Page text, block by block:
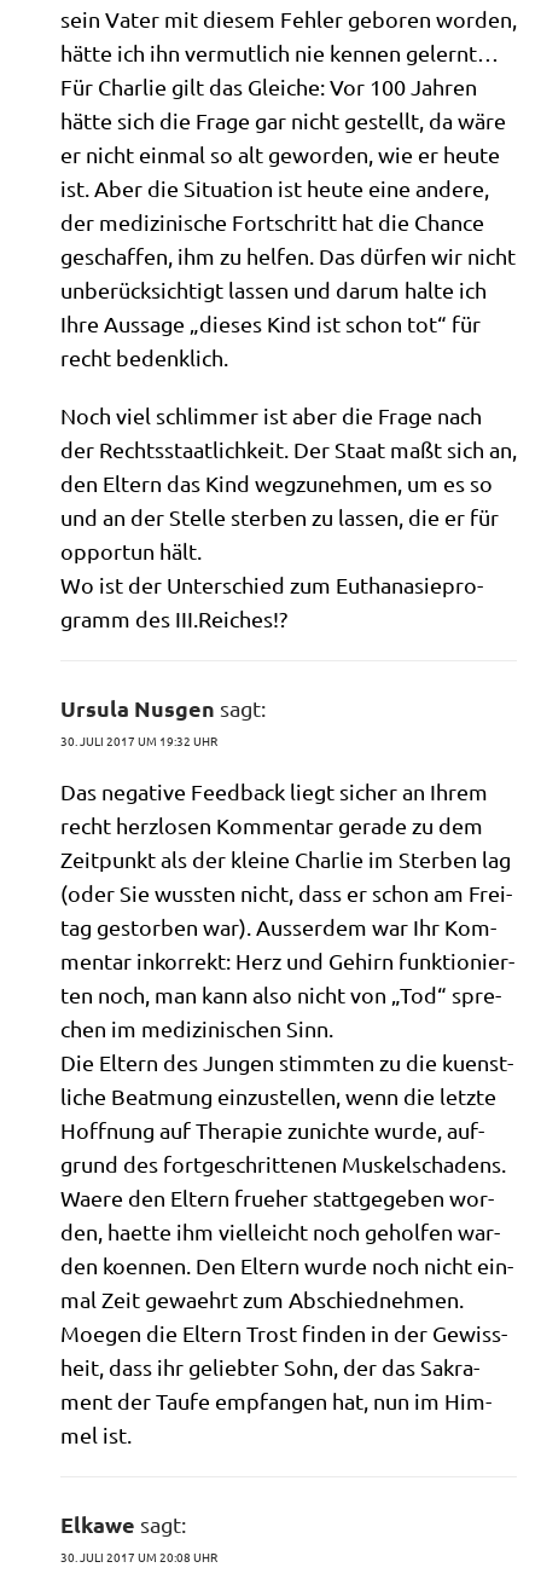
sein Vater mit die­sem Feh­ler gebo­ren wor­den,
hät­te ich ihn ver­mut­lich nie ken­nen gelernt…
Für Char­lie gilt das Glei­che: Vor 100 Jah­ren
hät­te sich die Fra­ge gar nicht gestellt, da wäre
er nicht ein­mal so alt gewor­den, wie er heu­te
ist. Aber die Situa­ti­on ist heu­te eine ande­re,
der medi­zi­ni­sche Fort­schritt hat die Chan­ce
geschaf­fen, ihm zu hel­fen. Das dür­fen wir nicht
unbe­rück­sich­tigt las­sen und dar­um hal­te ich
Ihre Aus­sa­ge „die­ses Kind ist schon tot“ für
recht bedenklich.
Noch viel schlim­mer ist aber die Fra­ge nach
der Rechts­staat­lich­keit. Der Staat maßt sich an,
den Eltern das Kind weg­zu­neh­men, um es so
und an der Stel­le ster­ben zu las­sen, die er für
oppor­tun hält.
Wo ist der Unter­schied zum Eutha­na­sie­pro­
gramm des III.Reiches!?
Ursula Nusgen sagt:
30. JULI 2017 UM 19:32 UHR
Das nega­ti­ve Feed­back liegt sicher an Ihrem
recht herz­lo­sen Kom­men­tar gera­de zu dem
Zeit­punkt als der klei­ne Char­lie im Ster­ben lag
(oder Sie wuss­ten nicht, dass er schon am Frei­
tag gestor­ben war). Ausser­dem war Ihr Kom­
men­tar inkor­rekt: Herz und Gehirn funk­tio­nier­
ten noch, man kann also nicht von „Tod“ spre­
chen im medi­zi­ni­schen Sinn.
Die Eltern des Jun­gen stimm­ten zu die kuenst­
li­che Beatmung ein­zu­stel­len, wenn die letz­te
Hoff­nung auf The­ra­pie zunich­te wur­de, auf­
grund des fort­ge­schrit­te­nen Mus­kel­scha­dens.
Wae­re den Eltern frue­her statt­ge­ge­ben wor­
den, haet­te ihm viel­leicht noch gehol­fen war­
den koen­nen. Den Eltern wur­de noch nicht ein­
mal Zeit gewaehrt zum Abschiednehmen.
Moe­gen die Eltern Trost fin­den in der Gewiss­
heit, dass ihr gelieb­ter Sohn, der das Sakra­
ment der Tau­fe emp­fan­gen hat, nun im Him­
mel ist.
Elkawe sagt:
30. JULI 2017 UM 20:08 UHR